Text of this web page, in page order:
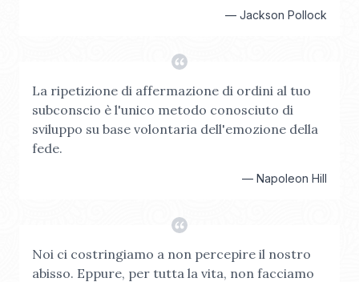
— Jackson Pollock
La ripetizione di affermazione di ordini al tuo
subconscio è l'unico metodo conosciuto di
sviluppo su base volontaria dell'emozione della
fede.
— Napoleon Hill
Noi ci costringiamo a non percepire il nostro
abisso. Eppure, per tutta la vita, non facciamo